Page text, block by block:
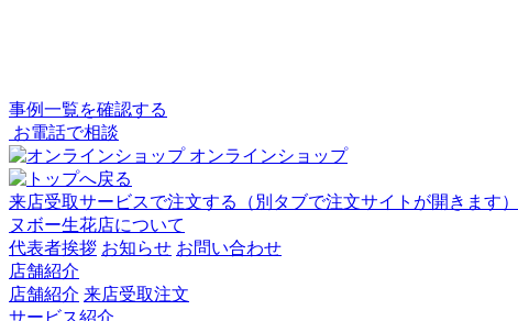
事例一覧を確認する
お電話で相談
オンラインショップ
来店受取サービスで注文する （別タブで注文サイトが開きます）
ヌボー生花店について
代表者挨拶 お知らせ お問い合わせ
店舗紹介
店舗紹介 来店受取注文
サービス紹介